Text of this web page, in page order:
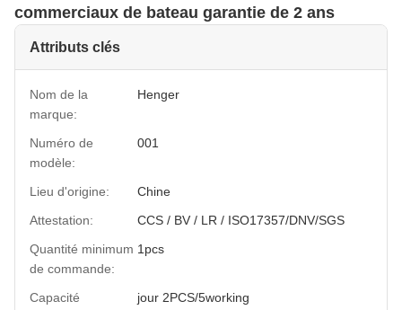
commerciaux de bateau garantie de 2 ans
Attributs clés
Nom de la
marque:
Henger
Numéro de
modèle:
001
Lieu d'origine:
Chine
Attestation:
CCS / BV / LR / ISO17357/DNV/SGS
Quantité minimum
de commande:
1pcs
Capacité
jour 2PCS/5working